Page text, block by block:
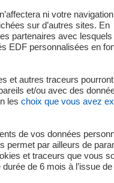
ni votre
sur d’autres sites. En
partenaires avec
EDF personnalisées en
et autres traceurs
et/ou avec des
les choix que vous avez
de vos données
permet par ailleurs de
et traceurs que vous
de 6 mois à l’issue de